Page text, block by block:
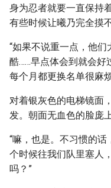
身为忍者就要一直保持
有些时候让曦乃完全摸
“如果不说重一点，他
酷……早点体会到就会好
每个月都更换名单很麻
对着银灰色的电梯镜面
发。朝面无血色的脸庞
“嘛，也是。不习惯的
个时候往我们队里塞人
吗？”